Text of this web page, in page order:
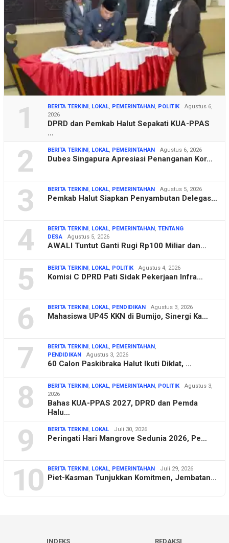
1 BERITA TERKINI LOKAL PEMERINTAHAN POLITIK
Agustus 6,
2026
DPRD dan Pemkab Halut Sepakati KUA-PPAS
…
2 BERITA TERKINI LOKAL PEMERINTAHAN Agustus 6, 2026
Dubes Singapura Apresiasi Penanganan Kor…
3 BERITA TERKINI LOKAL PEMERINTAHAN Agustus 5, 2026
Pemkab Halut Siapkan Penyambutan Delegas…
4 BERITA TERKINI LOKAL PEMERINTAHAN TENTANG
DESA
Agustus 5, 2026
AWALI Tuntut Ganti Rugi Rp100 Miliar dan…
5 BERITA TERKINI LOKAL POLITIK Agustus 4, 2026
Komisi C DPRD Pati Sidak Pekerjaan Infra…
6 BERITA TERKINI LOKAL PENDIDIKAN Agustus 3, 2026
Mahasiswa UP45 KKN di Bumijo, Sinergi Ka…
7 BERITA TERKINI LOKAL PEMERINTAHAN
PENDIDIKAN
Agustus 3, 2026
60 Calon Paskibraka Halut Ikuti Diklat, …
8 BERITA TERKINI LOKAL PEMERINTAHAN POLITIK
Agustus 3,
2026
Bahas KUA-PPAS 2027, DPRD dan Pemda
Halu…
9 BERITA TERKINI LOKAL Juli 30, 2026
Peringati Hari Mangrove Sedunia 2026, Pe…
10 BERITA TERKINI LOKAL PEMERINTAHAN Juli 29, 2026
Piet-Kasman Tunjukkan Komitmen, Jembatan…
INDEKS REDAKSI